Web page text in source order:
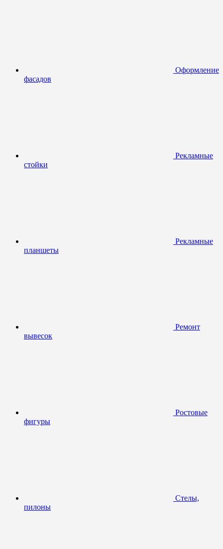
Оформление
фасадов
Рекламные
стойки
Рекламные
планшеты
Ремонт
вывесок
Ростовые
фигуры
Стелы,
пилоны